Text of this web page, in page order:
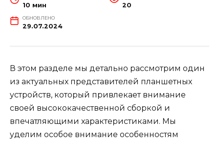
10 мин 20
ОБНОВЛЕНО
29.07.2024
В этом разделе мы детально рассмотрим один
из актуальных представителей планшетных
устройств, который привлекает внимание
своей высококачественной сборкой и
впечатляющими характеристиками. Мы
уделим особое внимание особенностям